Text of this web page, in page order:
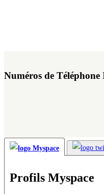
Numéros de Téléphone
Profils Myspace